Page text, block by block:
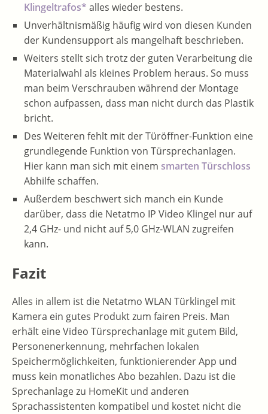
Klingeltrafos* alles wieder bestens.
Unverhältnismäßig häufig wird von diesen Kunden
der Kundensupport als mangelhaft beschrieben.
Weiters stellt sich trotz der guten Verarbeitung die
Materialwahl als kleines Problem heraus. So muss
man beim Verschrauben während der Montage
schon aufpassen, dass man nicht durch das Plastik
bricht.
Des Weiteren fehlt mit der Türöffner-Funktion eine
grundlegende Funktion von Türsprechanlagen.
Hier kann man sich mit einem smarten Türschloss
Abhilfe schaffen.
Außerdem beschwert sich manch ein Kunde
darüber, dass die Netatmo IP Video Klingel nur auf
2,4 GHz- und nicht auf 5,0 GHz-WLAN zugreifen
kann.
Fazit
Alles in allem ist die Netatmo WLAN Türklingel mit
Kamera ein gutes Produkt zum fairen Preis. Man
erhält eine Video Türsprechanlage mit gutem Bild,
Personenerkennung, mehrfachen lokalen
Speichermöglichkeiten, funktionierender App und
muss kein monatliches Abo bezahlen. Dazu ist die
Sprechanlage zu HomeKit und anderen
Sprachassistenten kompatibel und kostet nicht die